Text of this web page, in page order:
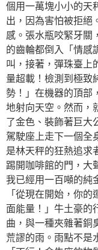
個用一萬塊小小的天
出，因為害怕被拒絕
感。張水瓶咬緊牙關
的齒輪都倒入「情感
叫，接著，彈珠臺上
量超載！檢測到極致
勢！」在機器的頂部
地射向天空。然而，
了金色、裝飾著巨大
駕駛座上走下一個全
是林天秤的狂熱追
踢開咖啡館的門，大
我已經用一百噸的純
「從現在開始，你
面能量！」牛土豪的
曲，與一種夾雜著銅
荒謬的雨。雨點不是